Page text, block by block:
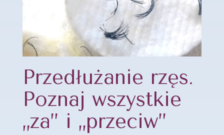
Przedłużanie rzęs.
Poznaj wszystkie
„za” i „przeciw”